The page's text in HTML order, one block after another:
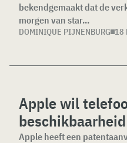
bekendgemaakt dat de
morgen van star...
DOMINIQUE PIJNENBURG 18
Apple wil
Apple heeft een